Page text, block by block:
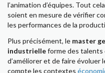
l’animation d’équipes. Tout
soient en mesure de vérifier
les performances de la
Plus précisément, le master
industrielleforme des talents
d’améliorer et de faire
compte les contextes